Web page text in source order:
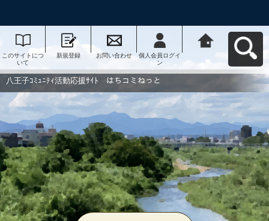
このサイトにつ
いて
新規登録 お問い合わせ
個人会員ログイ
ン
動応援ｻｲﾄ はち
コミねっとへ戻
八王子ｺﾐｭﾆﾃｨ活動応援ｻｲﾄ はちコミねっと